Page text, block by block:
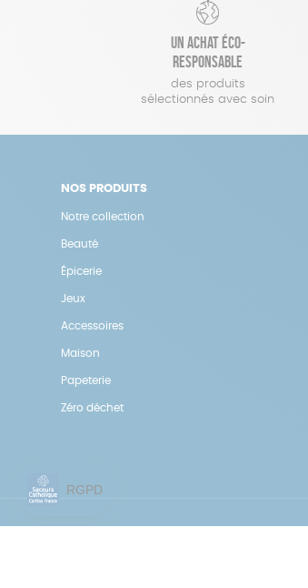
Un achat éco-
responsable
des produits
sélectionnés avec soin
NOS PRODUITS
Notre collection
Beauté
Épicerie
Jeux
Accessoires
Maison
Papeterie
Zéro déchet